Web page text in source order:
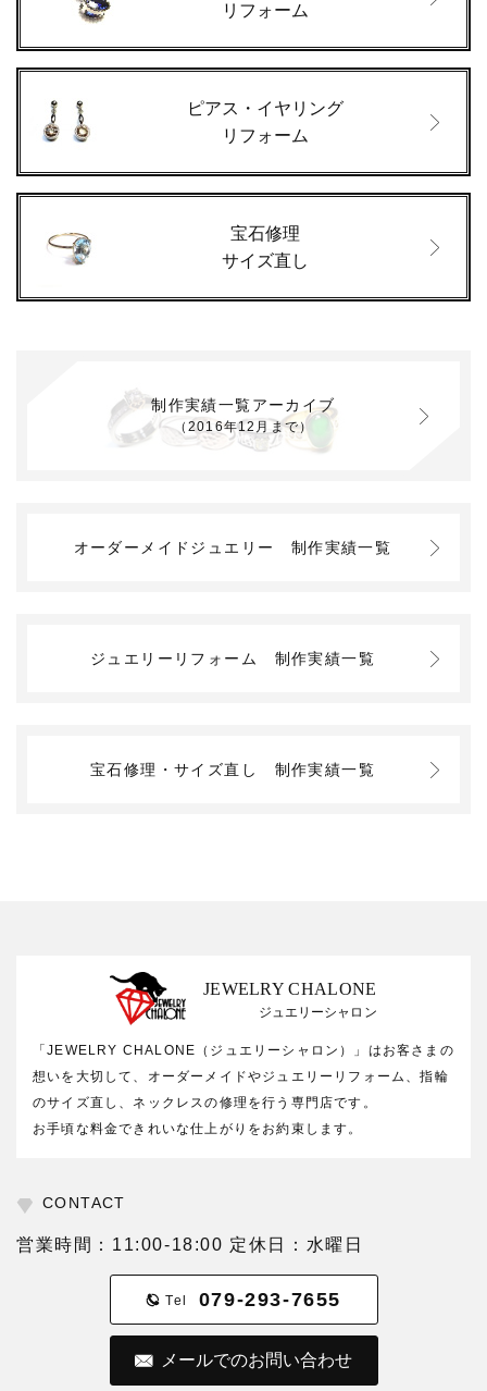
リフォーム
ピアス・イヤリング
リフォーム
宝石修理
サイズ直し
制作実績一覧アーカイブ
（2016年12月まで）
オーダーメイドジュエリー 制作実績一覧
ジュエリーリフォーム 制作実績一覧
宝石修理・サイズ直し 制作実績一覧
JEWELRY CHALONE
ジュエリーシャロン
「JEWELRY CHALONE（ジュエリーシャロン）」はお客さまの
想いを大切して、オーダーメイドやジュエリーリフォーム、指輪
のサイズ直し、ネックレスの修理を行う専門店です。
お手頃な料金できれいな仕上がりをお約束します。
CONTACT
営業時間：11:00-18:00 定休日：水曜日
Tel 079-293-7655
メールでのお問い合わせ